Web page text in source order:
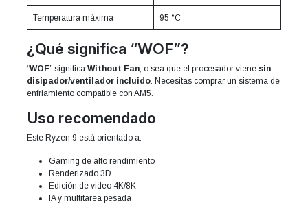
Temperatura máxima 95 °C
¿Qué significa “WOF”?
“WOF” significa Without Fan, o sea que el procesador viene sin
disipador/ventilador incluido. Necesitas comprar un sistema de
enfriamiento compatible con AM5.
Uso recomendado
Este Ryzen 9 está orientado a:
Gaming de alto rendimiento
Renderizado 3D
Edición de video 4K/8K
IA y multitarea pesada